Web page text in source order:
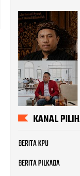
KANAL
BERITA KPU
BERITA PILKADA